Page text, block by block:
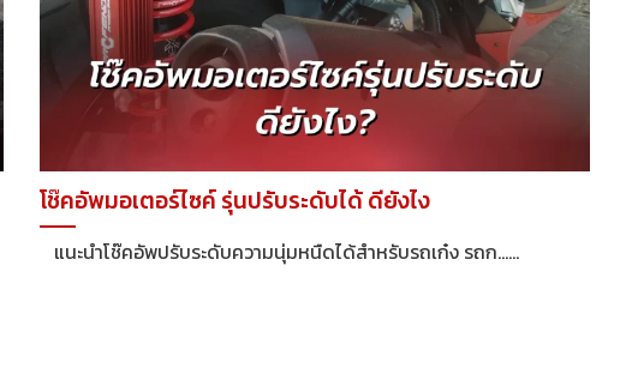
โช๊คอัพมอเตอร์ไซค์ รุ่นปรับระดับได้ ดียังไง
แนะนำโช๊คอัพปรับระดับความนุ่มหนืดได้สำหรับรถเก๋ง รถก......